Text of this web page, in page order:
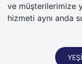
ve müşterilerimize
hizmeti aynı anda